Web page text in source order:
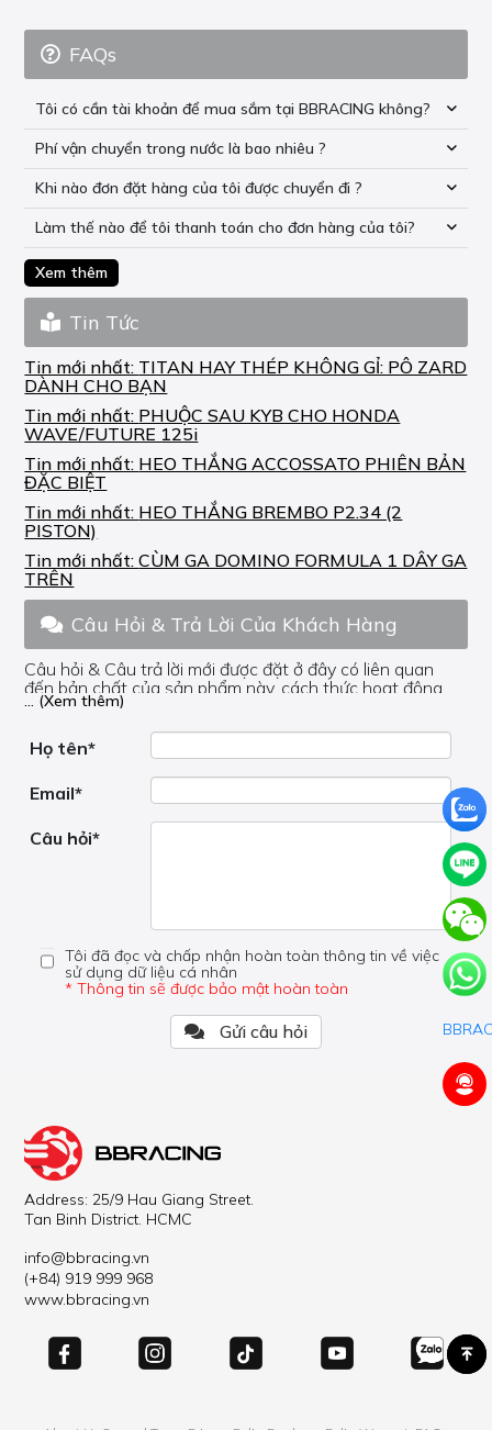
FAQs
Tôi có cần tài khoản để mua sắm tại BBRACING không?
Phí vận chuyển trong nước là bao nhiêu ?
Khi nào đơn đặt hàng của tôi được chuyển đi ?
Làm thế nào để tôi thanh toán cho đơn hàng của tôi?
Xem thêm
Tin Tức
Tin mới nhất: TITAN HAY THÉP KHÔNG GỈ: PÔ ZARD
DÀNH CHO BẠN
Tin mới nhất: PHUỘC SAU KYB CHO HONDA
WAVE/FUTURE 125i
Tin mới nhất: HEO THẮNG ACCOSSATO PHIÊN BẢN
ĐẶC BIỆT
Tin mới nhất: HEO THẮNG BREMBO P2.34 (2
PISTON)
Tin mới nhất:CÙM GA DOMINO FORMULA 1 DÂY GA
TRÊN
Câu Hỏi & Trả Lời Của Khách Hàng
Câu hỏi & Câu trả lời mới được đặt ở đây có liên quan
đến bản chất của sản phẩm này, cách thức hoạt động,
nơi hoạt động, liệu nó có hữu ích không, v.v.
câu hỏi của bạn ở đây mà bên trong trang đó.
... (Xem thêm)
Họ tên*
Email*
Câu hỏi*
Tôi đã đọc và chấp nhận hoàn toàn thông tin về việc
sử dụng dữ liệu cá nhân
* Thông tin sẽ được bảo mật hoàn toàn
Gửi câu hỏi
Address: 25/9 Hau Giang Street.
Tan Binh District. HCMC
info@bbracing.vn
(+84) 919 999 968
www.bbracing.vn